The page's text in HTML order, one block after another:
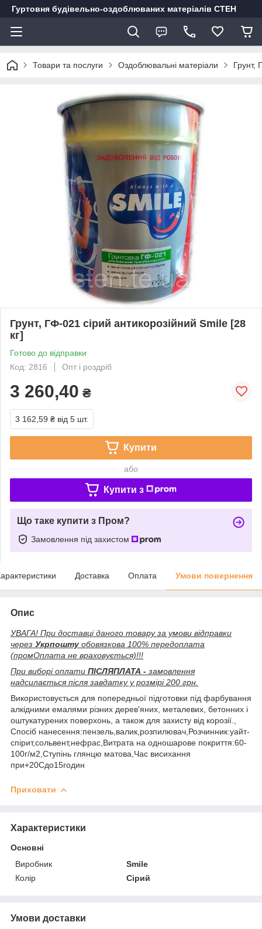
Гуртовня будівельно-оздоблюваних матеріалів СТЕН
Товари та послуги Оздоблювальні матеріали Грунт,
Грунт, ГФ-021 сірий антикорозійний Smile [28
кг]
Готово до відправки
Код: 2816
Опт і роздріб
3 260,40 ₴
3 162,59 ₴ від 5 шт.
Купити
або
Купити з
Що таке купити з Пром?
Замовлення під захистом
Доставка Оплата Умови повернення
Опис
УВАГА! При доставці даного товару за умови відправки
через Укрпошту обовязкова 100% передоплата
(промОплата не враховується)!!!
При виборі оплати ПІСЛЯПЛАТА - замовлення
надсилається після завдатку у розмірі 200 грн.
Використовується для попередньої підготовки під фарбування
алкідними емалями різних дерев'яних, металевих, бетонних і
оштукатурених поверхонь, а також для захисту від корозії.,
Спосіб нанесення:пензель,валик,розпилювач,Розчинник:уайт-
спірит,сольвент,нефрас,Витрата на одношарове покриття:60-
100г/м2,Ступінь глянцю матова,Час висихання
при+20Сдо15годин
Приховати
Характеристики
Основні
Виробник
Smile
Колір
Сірий
Умови доставки